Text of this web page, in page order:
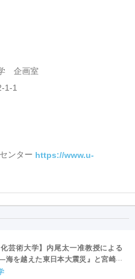
企画室
1-1
ンター https://www.u-
化芸術大学】内尾太一准教授による
海を越えた東日本大震災』と宮崎千
近代ユーラシアの帝国医療―風土